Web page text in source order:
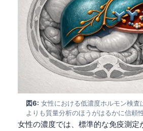
図6: 女性における低濃度ホルモン検査
よりも質量分析のほうがはるかに信頼
女性の濃度では、標準的な免疫測定